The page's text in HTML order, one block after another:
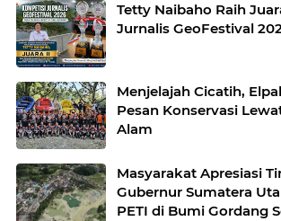
Tetty Naibaho Raih
Jurnalis GeoFestival
Menjelajah Cicatih,
Pesan Konservasi
Alam
Masyarakat Apresiasi
Gubernur Sumatera
PETI di Bumi Gordang